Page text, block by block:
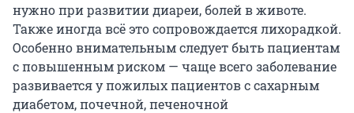
нужно при развитии диареи, болей в животе.
Также иногда всё это сопровождается лихорадкой.
Особенно внимательным следует быть пациентам
с повышенным риском — чаще всего заболевание
развивается у пожилых пациентов с сахарным
диабетом, почечной, печеночной